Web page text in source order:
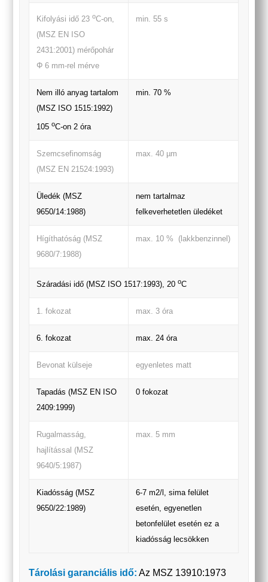
Kifolyási idő 23oC-on,
(MSZ EN ISO
2431:2001) mérőpohár
Φ 6 mm-rel mérve
min. 55 s
Nem illó anyag tartalom
(MSZ ISO 1515:1992)
105oC-on 2 óra
min. 70 %
Szemcsefinomság
(MSZ EN 21524:1993)
max. 40 µm
Üledék (MSZ
9650/14:1988)
nem tartalmaz
felkeverhetetlen üledéket
Hígíthatóság (MSZ
9680/7:1988)
max. 10 % (lakkbenzinnel)
Száradási idő (MSZ ISO 1517:1993), 20oC
1. fokozat max. 3 óra
6. fokozat max. 24 óra
Bevonat külseje egyenletes matt
Tapadás (MSZ EN ISO
2409:1999)
0 fokozat
Rugalmasság,
hajlítással (MSZ
9640/5:1987)
max. 5 mm
Kiadósság (MSZ
9650/22:1989)
6-7 m2/l, sima felület
esetén, egyenetlen
betonfelület esetén ez a
kiadósság lecsökken
Tárolási garanciális idő: Az MSZ 13910:1973